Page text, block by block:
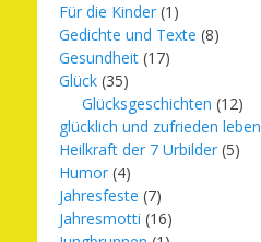
Für die Kinder (1)
Gedichte und Texte (8)
Gesundheit (17)
Glück (35)
Glücksgeschichten (12)
glücklich und zufrieden leben
Heilkraft der 7 Urbilder (5)
Humor (4)
Jahresfeste (7)
Jahresmotti (16)